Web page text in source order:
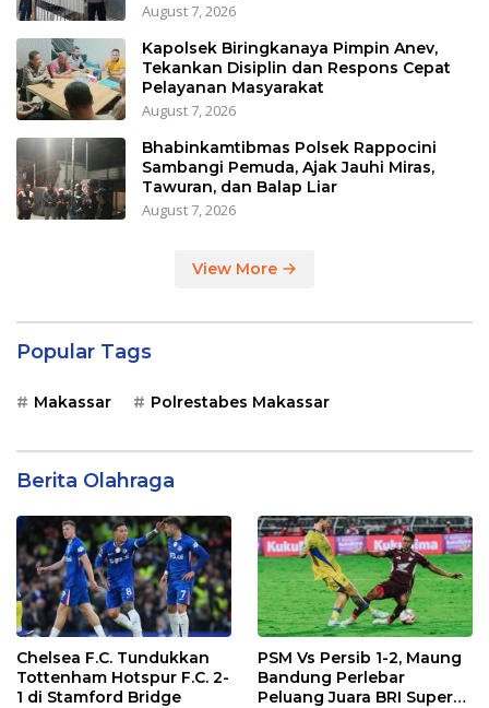
August 7, 2026
Kapolsek Biringkanaya Pimpin Anev,
Tekankan Disiplin dan Respons Cepat
Pelayanan Masyarakat
August 7, 2026
Bhabinkamtibmas Polsek Rappocini
Sambangi Pemuda, Ajak Jauhi Miras,
Tawuran, dan Balap Liar
August 7, 2026
View More
Popular Tags
Makassar Polrestabes Makassar
Berita Olahraga
Chelsea F.C. Tundukkan
Tottenham Hotspur F.C. 2-
1 di Stamford Bridge
PSM Vs Persib 1-2, Maung
Bandung Perlebar
Peluang Juara BRI Super